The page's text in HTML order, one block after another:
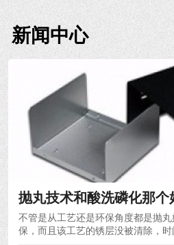
新闻中心
抛丸技术和酸洗磷化那个
不管是从工艺还是环保角度都是抛
保，而且该工艺的锈层没被清除，时